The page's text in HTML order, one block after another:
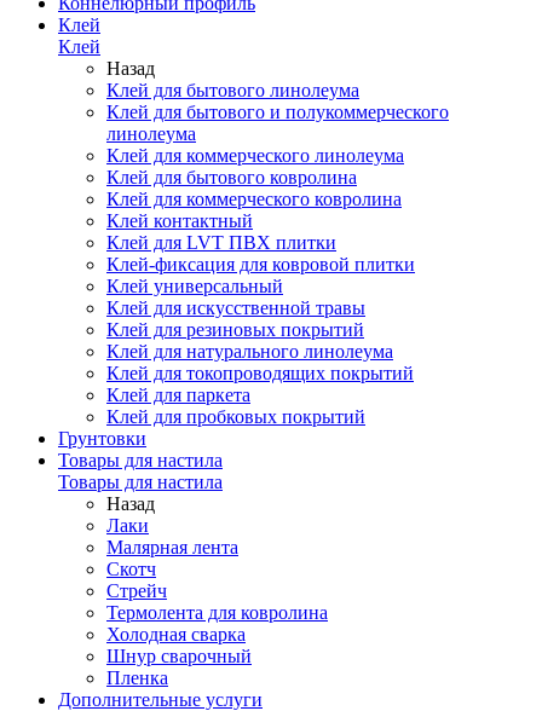
Клей
Клей
Назад
Клей для бытового линолеума
Клей для бытового и полукоммерческого
линолеума
Клей для коммерческого линолеума
Клей для бытового ковролина
Клей для коммерческого ковролина
Клей контактный
Клей для LVT ПВХ плитки
Клей-фиксация для ковровой плитки
Клей универсальный
Клей для искусственной травы
Клей для резиновых покрытий
Клей для натурального линолеума
Клей для токопроводящих покрытий
Клей для паркета
Клей для пробковых покрытий
Грунтовки
Товары для настила
Товары для настила
Назад
Лаки
Малярная лента
Скотч
Стрейч
Термолента для ковролина
Холодная сварка
Шнур сварочный
Пленка
Дополнительные услуги